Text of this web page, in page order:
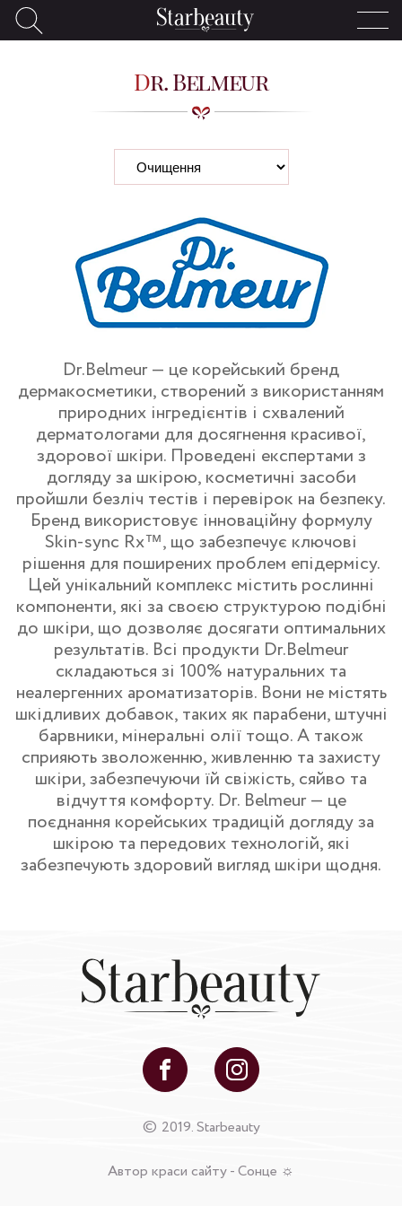
Dr. Belmeur
Dr.Belmeur — це корейський бренд
дермакосметики, створений з використанням
природних інгредієнтів і схвалений
дерматологами для досягнення красивої,
здорової шкіри. Проведені експертами з
догляду за шкірою, косметичні засоби
пройшли безліч тестів і перевірок на безпеку.
Бренд використовує інноваційну формулу
Skin-sync Rx™, що забезпечує ключові
рішення для поширених проблем епідермісу.
Цей унікальний комплекс містить рослинні
компоненти, які за своєю структурою подібні
до шкіри, що дозволяє досягати оптимальних
результатів. Всі продукти Dr.Belmeur
складаються зі 100% натуральних та
неалергенних ароматизаторів. Вони не містять
шкідливих добавок, таких як парабени, штучні
барвники, мінеральні олії тощо. А також
сприяють зволоженню, живленню та захисту
шкіри, забезпечуючи їй свіжість, сяйво та
відчуття комфорту. Dr. Belmeur — це
поєднання корейських традицій догляду за
шкірою та передових технологій, які
забезпечують здоровий вигляд шкіри щодня.
© 2019. Starbeauty
Автор краси сайту - Сонце ☼